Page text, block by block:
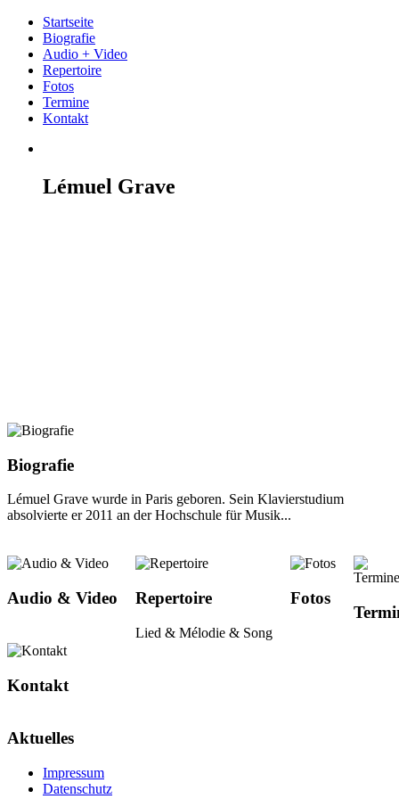
Startseite
Biografie
Audio + Video
Repertoire
Fotos
Termine
Kontakt
Lémuel Grave
Biografie
Lémuel Grave wurde in Paris geboren. Sein Klavierstudium
absolvierte er 2011 an der Hochschule für Musik...
Audio & Video Repertoire
Lied & Mélodie & Song
Fotos
Kontakt
Aktuelles
Impressum
Datenschutz